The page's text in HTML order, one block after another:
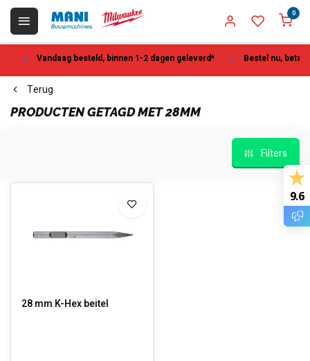
0
Vandaag besteld, binnen 1-2 dagen geleverd* Bestel nu, betaal
Terug
PRODUCTEN GETAGD MET 28MM
Filters
28 mm K-Hex beitel
9.6